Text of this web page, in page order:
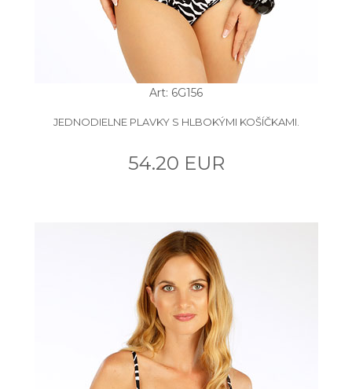
Art: 6G156
JEDNODIELNE PLAVKY S HLBOKÝMI KOŠÍČKAMI.
54.20 EUR